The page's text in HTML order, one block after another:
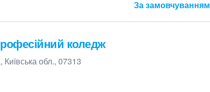
За замовчуванням
коледж
обл., 07313